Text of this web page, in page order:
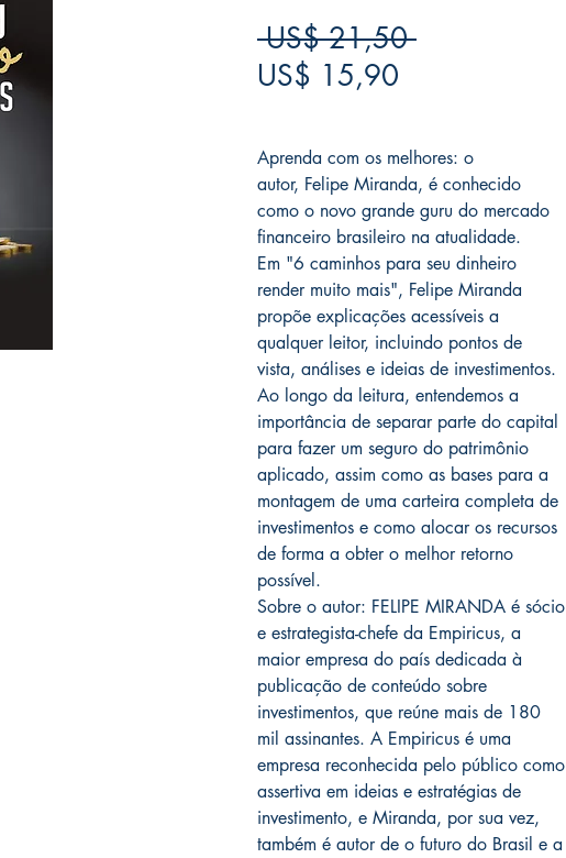
US$ 21,50 Preço
US$ 15,90
Aprenda com os melhores: o
autor, Felipe Miranda, é conhecido
como o novo grande guru do mercado
financeiro brasileiro na atualidade.
Em "6 caminhos para seu dinheiro
render muito mais", Felipe Miranda
propõe explicações acessíveis a
qualquer leitor, incluindo pontos de
vista, análises e ideias de investimentos.
Ao longo da leitura, entendemos a
importância de separar parte do capital
para fazer um seguro do patrimônio
aplicado, assim como as bases para a
montagem de uma carteira completa de
investimentos e como alocar os recursos
de forma a obter o melhor retorno
possível.
Sobre o autor: FELIPE MIRANDA é sócio
e estrategista-chefe da Empiricus, a
maior empresa do país dedicada à
publicação de conteúdo sobre
investimentos, que reúne mais de 180
mil assinantes. A Empiricus é uma
empresa reconhecida pelo público como
assertiva em ideias e estratégias de
investimento, e Miranda, por sua vez,
também é autor de o futuro do Brasil e a